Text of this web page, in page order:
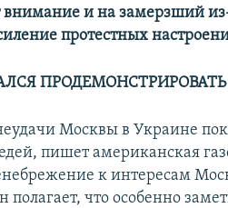
и на замерзший из-
протестных
Москвы в Украине
пишет американская
к интересам
полагает, что особенно